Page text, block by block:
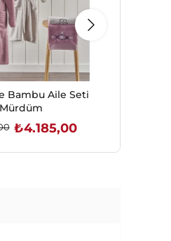
Bambu Aile Seti
Mürdüm
₺4.185,00